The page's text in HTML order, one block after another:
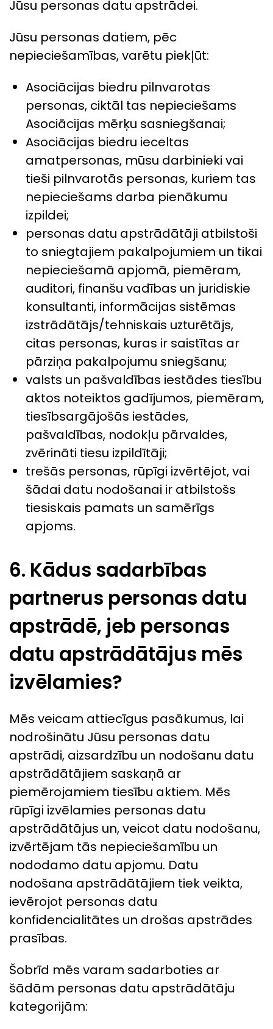
Jūsu personas datu apstrādei.
Jūsu personas datiem, pēc
nepieciešamības, varētu piekļūt:
Asociācijas biedru pilnvarotas
personas, ciktāl tas nepieciešams
Asociācijas mērķu sasniegšanai;
Asociācijas biedru ieceltas
amatpersonas, mūsu darbinieki vai
tieši pilnvarotās personas, kuriem tas
nepieciešams darba pienākumu
izpildei;
personas datu apstrādātāji atbilstoši
to sniegtajiem pakalpojumiem un tikai
nepieciešamā apjomā, piemēram,
auditori, finanšu vadības un juridiskie
konsultanti, informācijas sistēmas
izstrādātājs/tehniskais uzturētājs,
citas personas, kuras ir saistītas ar
pārziņa pakalpojumu sniegšanu;
valsts un pašvaldības iestādes tiesību
aktos noteiktos gadījumos, piemēram,
tiesībsargājošās iestādes,
pašvaldības, nodokļu pārvaldes,
zvērināti tiesu izpildītāji;
trešās personas, rūpīgi izvērtējot, vai
šādai datu nodošanai ir atbilstošs
tiesiskais pamats un samērīgs
apjoms.
6. Kādus sadarbības
partnerus personas datu
apstrādē, jeb personas
datu apstrādātājus mēs
izvēlamies?
Mēs veicam attiecīgus pasākumus, lai
nodrošinātu Jūsu personas datu
apstrādi, aizsardzību un nodošanu datu
apstrādātājiem saskaņā ar
piemērojamiem tiesību aktiem. Mēs
rūpīgi izvēlamies personas datu
apstrādātājus un, veicot datu nodošanu,
izvērtējam tās nepieciešamību un
nododamo datu apjomu. Datu
nodošana apstrādātājiem tiek veikta,
ievērojot personas datu
konfidencialitātes un drošas apstrādes
prasības.
Šobrīd mēs varam sadarboties ar
šādām personas datu apstrādātāju
kategorijām: